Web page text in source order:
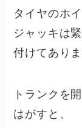
タイヤのホ
ジャッキは
付けてありま
トランクを
はがすと、